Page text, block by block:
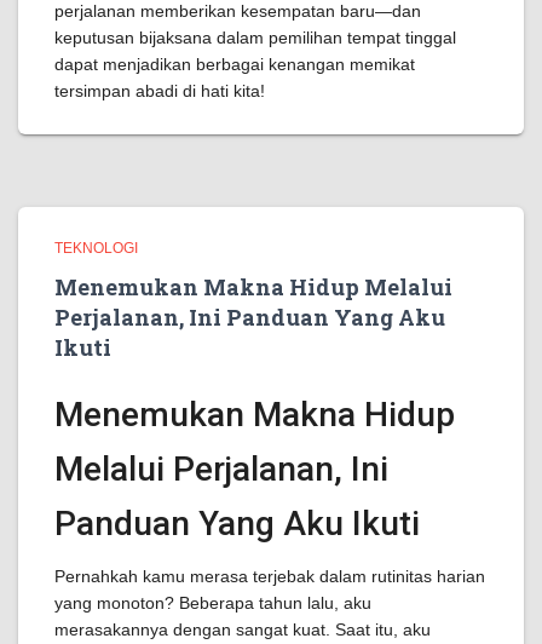
perjalanan memberikan kesempatan baru—dan
keputusan bijaksana dalam pemilihan tempat tinggal
dapat menjadikan berbagai kenangan memikat
tersimpan abadi di hati kita!
TEKNOLOGI
Menemukan Makna Hidup Melalui
Perjalanan, Ini Panduan Yang Aku
Ikuti
Menemukan Makna Hidup
Melalui Perjalanan, Ini
Panduan Yang Aku Ikuti
Pernahkah kamu merasa terjebak dalam rutinitas harian
yang monoton? Beberapa tahun lalu, aku
merasakannya dengan sangat kuat. Saat itu, aku